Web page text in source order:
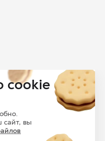
ВНУТРИГОРОДСКАЯ
ОКРУГ БАСМАННЫЙ,
ДОМ 13, СТРОЕНИЕ 1
cookie
сайт, вы